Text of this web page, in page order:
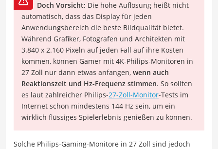
Doch Vorsicht: Die hohe Auflösung heißt nicht
automatisch, dass das Display für jeden
Anwendungsbereich die beste Bildqualität bietet.
Während Grafiker, Fotografen und Architekten mit
3.840 x 2.160 Pixeln auf jeden Fall auf ihre Kosten
kommen, können Gamer mit 4K-Philips-Monitoren in
27 Zoll nur dann etwas anfangen, wenn auch
Reaktionszeit und Hz-Frequenz stimmen. So sollten
es laut zahlreicher Philips-27-Zoll-Monitor-Tests im
Internet schon mindestens 144 Hz sein, um ein
wirklich flüssiges Spielerlebnis genießen zu können.
Solche Philips-Gaming-Monitore in 27 Zoll sind jedoch